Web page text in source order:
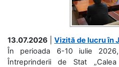
13.07.2026
Vizită de lucru în
În perioada 6-10 iulie
Întreprinderii de Stat